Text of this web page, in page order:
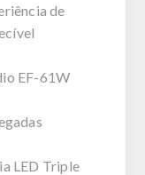
de
EF-61W
LED Triple